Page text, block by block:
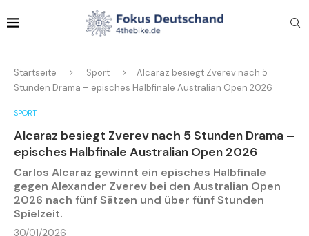
Startseite Sport
Alcaraz besiegt Zverev nach 5
Stunden Drama – episches Halbfinale Australian Open 2026
SPORT
Alcaraz besiegt Zverev nach 5 Stunden Drama –
episches Halbfinale Australian Open 2026
Carlos Alcaraz gewinnt ein episches Halbfinale
gegen Alexander Zverev bei den Australian Open
2026 nach fünf Sätzen und über fünf Stunden
Spielzeit.
30/01/2026